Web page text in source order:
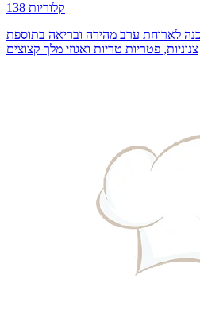
138 קלוריות
לארוחת ערב מהירה ובריאה בתוספת
צנוניות, פטריות טריות ואגוזי מלך קצוצים